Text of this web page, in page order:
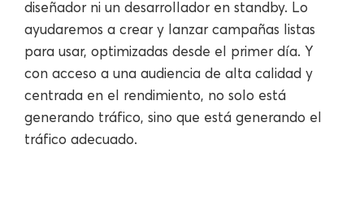
diseñador ni un desarrollador en standby. Lo
ayudaremos a crear y lanzar campañas listas
para usar, optimizadas desde el primer día. Y
con acceso a una audiencia de alta calidad y
centrada en el rendimiento, no solo está
generando tráfico, sino que está generando el
tráfico adecuado.